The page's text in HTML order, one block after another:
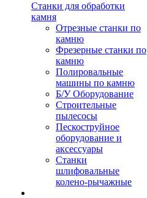
Станки для обработки
камня
Отрезные станки по
камню
Фрезерные станки по
камню
Полировальные
машины по камню
Б/У Оборудование
Строительные
пылесосы
Пескоструйное
оборудование и
аксессуары
Станки
шлифовальные
колено-рычажные